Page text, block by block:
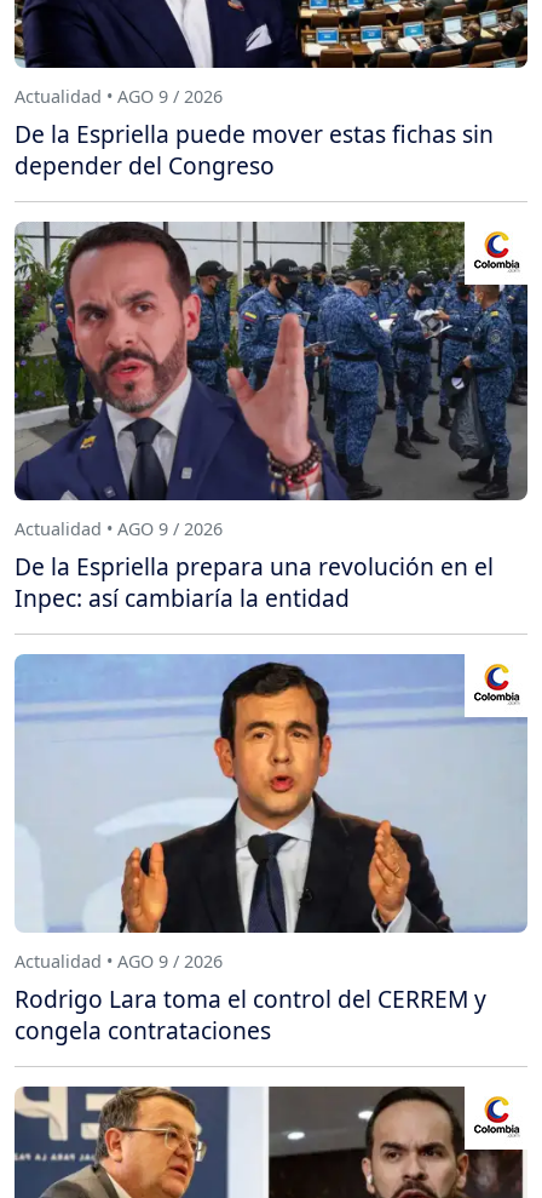
Actualidad • AGO 9 / 2026
De la Espriella puede mover estas fichas sin
depender del Congreso
Actualidad • AGO 9 / 2026
De la Espriella prepara una revolución en el
Inpec: así cambiaría la entidad
Actualidad • AGO 9 / 2026
Rodrigo Lara toma el control del CERREM y
congela contrataciones